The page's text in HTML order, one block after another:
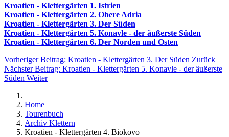
Kroatien - Klettergärten 1. Istrien
Kroatien - Klettergärten 2. Obere Adria
Kroatien - Klettergärten 3. Der Süden
Kroatien - Klettergärten 5. Konavle - der äußerste Süden
Kroatien - Klettergärten 6. Der Norden und Osten
Vorheriger Beitrag: Kroatien - Klettergärten 3. Der Süden Zurück
Nächster Beitrag: Kroatien - Klettergärten 5. Konavle - der äußerste
Süden Weiter
Home
Tourenbuch
Archiv Klettern
Kroatien - Klettergärten 4. Biokovo